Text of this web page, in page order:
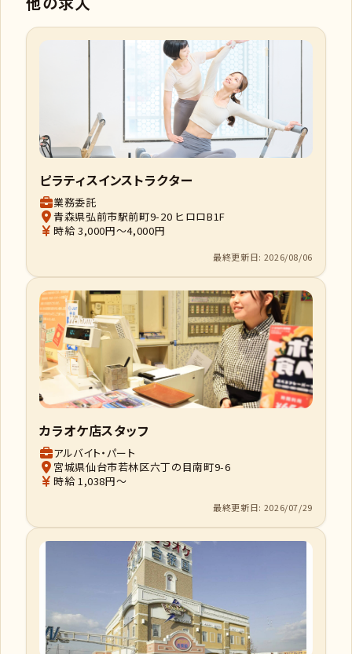
ピラティスインストラクター
業務委託
青森県弘前市駅前町9-20 ヒロロB1F
時給 3,000円～4,000円
最終更新日: 2026/08/06
カラオケ店スタッフ
アルバイト・パート
宮城県仙台市若林区六丁の目南町9-6
時給 1,038円～
最終更新日: 2026/07/29